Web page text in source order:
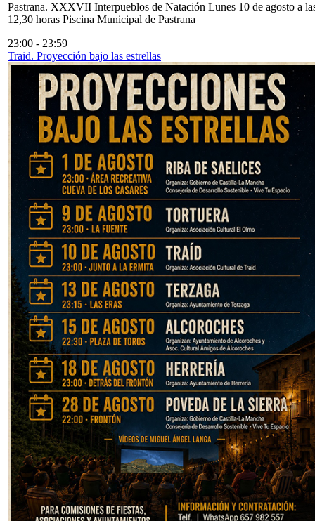
Pastrana. XXXVII Interpueblos de Natación Lunes 10 de agosto a
12,30 horas Piscina Municipal de Pastrana
23:00 - 23:59
Traid. Proyección bajo las estrellas